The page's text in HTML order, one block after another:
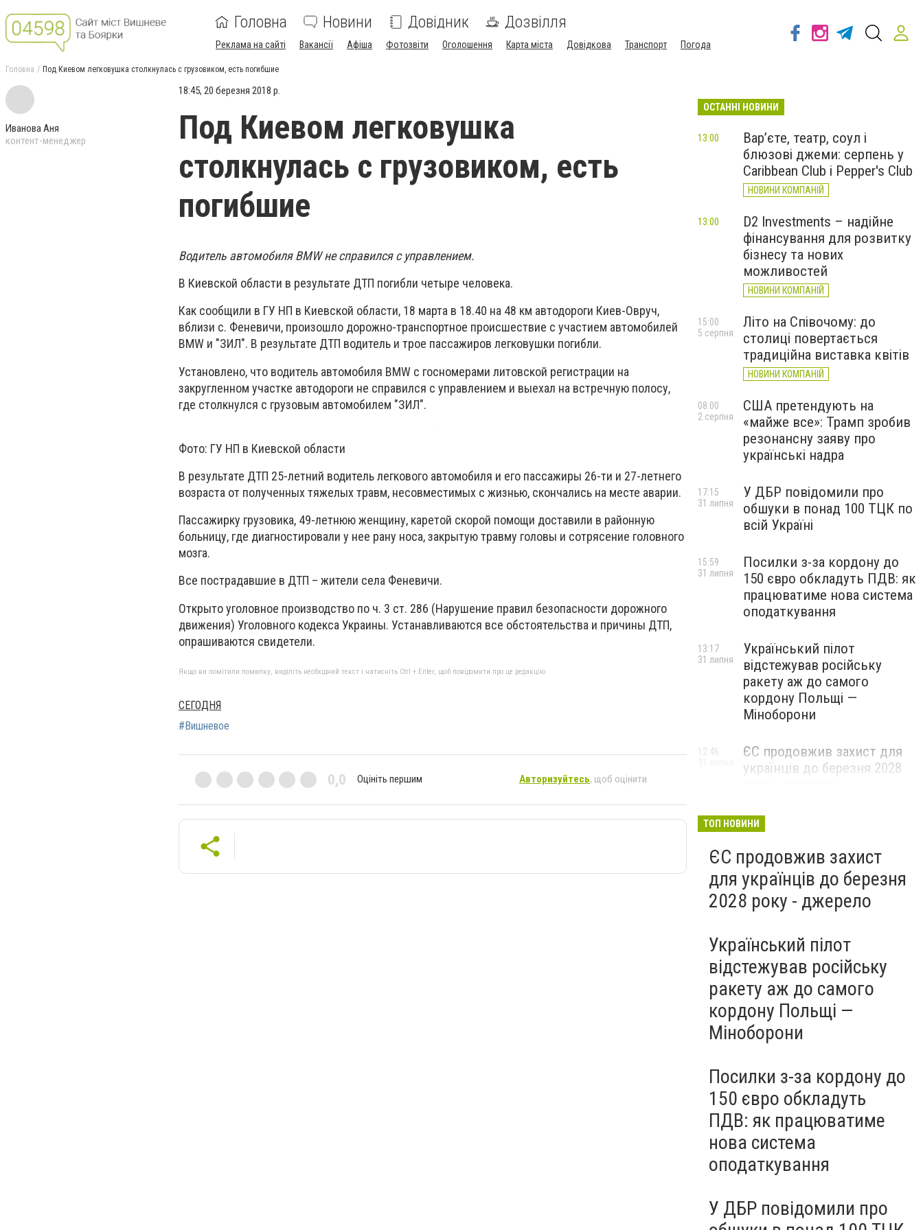
Головна Новини Довідник Дозвілля
Реклама на сайті Вакансії Афіша Фотозвіти Оголошення Карта міста Довідкова Транспорт Погода
Головна Под Киевом легковушка столкнулась с грузовиком, есть погибшие
Иванова Аня
контент-менеджер
18:45, 20 березня 2018 р.
Под Киевом легковушка
столкнулась с грузовиком, есть
погибшие
Водитель автомобиля BMW не справился с управлением.
В Киевской области в результате ДТП погибли четыре человека.
Как сообщили в ГУ НП в Киевской области, 18 марта в 18.40 на 48 км автодороги Киев-Овруч,
вблизи с. Феневичи, произошло дорожно-транспортное происшествие с участием автомобилей
BMW и "ЗИЛ". В результате ДТП водитель и трое пассажиров легковушки погибли.
Установлено, что водитель автомобиля BMW с госномерами литовской регистрации на
закругленном участке автодороги не справился с управлением и выехал на встречную полосу,
где столкнулся с грузовым автомобилем "ЗИЛ".
Фото: ГУ НП в Киевской области
В результате ДТП 25-летний водитель легкового автомобиля и его пассажиры 26-ти и 27-летнего
возраста от полученных тяжелых травм, несовместимых с жизнью, скончались на месте аварии.
Пассажирку грузовика, 49-летнюю женщину, каретой скорой помощи доставили в районную
больницу, где диагностировали у нее рану носа, закрытую травму головы и сотрясение головного
мозга.
Все пострадавшие в ДТП – жители села Феневичи.
Открыто уголовное производство по ч. 3 ст. 286 (Нарушение правил безопасности дорожного
движения) Уголовного кодекса Украины. Устанавливаются все обстоятельства и причины ДТП,
опрашиваются свидетели.
Якщо ви помітили помилку, виділіть необхідний текст і натисніть Ctrl + Enter, щоб повідомити про це редакцію
СЕГОДНЯ
#Вишневое
0,0 Оцініть першим Авторизуйтесь, щоб оцінити
ОСТАННІ НОВИНИ
Вар’єте, театр, соул і
блюзові джеми: серпень у
Caribbean Club і Pepper's Club
НОВИНИ КОМПАНІЙ
13:00
D2 Investments – надійне
фінансування для розвитку
бізнесу та нових
можливостей
НОВИНИ КОМПАНІЙ
13:00
Літо на Співочому: до
столиці повертається
традиційна виставка квітів
НОВИНИ КОМПАНІЙ
15:00
5 серпня
США претендують на
«майже все»: Трамп зробив
резонансну заяву про
українські надра
08:00
2 серпня
У ДБР повідомили про
обшуки в понад 100 ТЦК по
всій Україні
17:15
31 липня
Посилки з-за кордону до
150 євро обкладуть ПДВ: як
працюватиме нова система
оподаткування
15:59
31 липня
Український пілот
відстежував російську
ракету аж до самого
кордону Польщі —
Міноборони
13:17
31 липня
ЄС продовжив захист для
українців до березня 2028
12:46
ТОП НОВИНИ
ЄС продовжив захист
для українців до березня
2028 року - джерело
Український пілот
відстежував російську
ракету аж до самого
кордону Польщі —
Міноборони
Посилки з-за кордону до
150 євро обкладуть
ПДВ: як працюватиме
нова система
оподаткування
У ДБР повідомили про